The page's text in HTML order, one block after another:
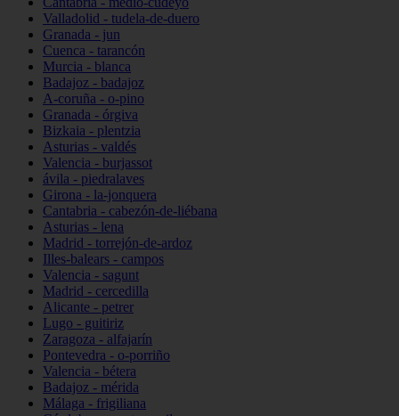
Valladolid - tudela-de-duero
Granada - jun
Cuenca - tarancón
Murcia - blanca
Badajoz - badajoz
A-coruña - o-pino
Granada - órgiva
Bizkaia - plentzia
Asturias - valdés
Valencia - burjassot
ávila - piedralaves
Girona - la-jonquera
Cantabria - cabezón-de-liébana
Asturias - lena
Madrid - torrejón-de-ardoz
Illes-balears - campos
Valencia - sagunt
Madrid - cercedilla
Alicante - petrer
Lugo - guitiriz
Zaragoza - alfajarín
Pontevedra - o-porriño
Valencia - bétera
Badajoz - mérida
Málaga - frigiliana